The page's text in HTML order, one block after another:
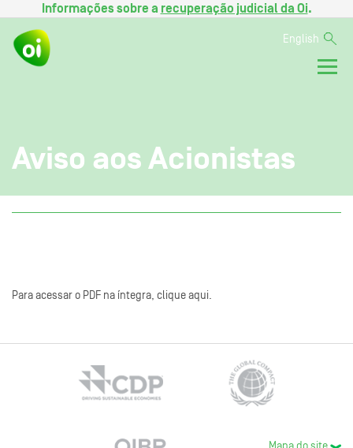
Informações sobre a recuperação judicial da Oi.
English
Aviso aos Acionistas
Para acessar o PDF na íntegra, clique aqui.